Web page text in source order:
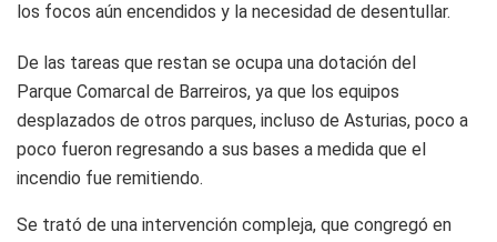
los focos aún encendidos y la necesidad de desentullar.
De las tareas que restan se ocupa una dotación del
Parque Comarcal de Barreiros, ya que los equipos
desplazados de otros parques, incluso de Asturias, poco a
poco fueron regresando a sus bases a medida que el
incendio fue remitiendo.
Se trató de una intervención compleja, que congregó en